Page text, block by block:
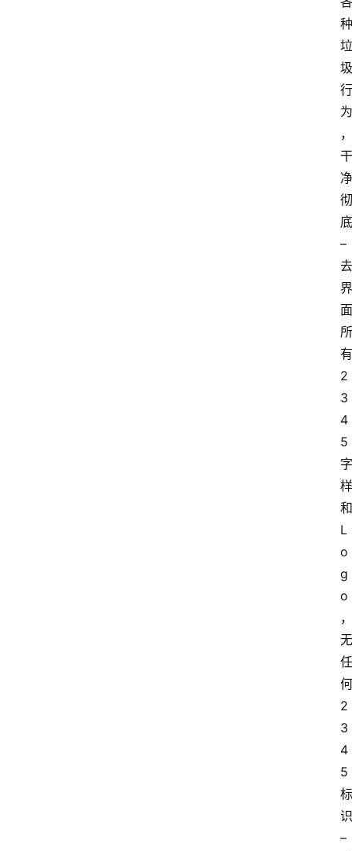
种
垃
圾
行
为
，
干
净
彻
底
–
去
界
面
所
有
2
3
4
5
字
样
和
L
o
g
o
，
无
任
何
2
3
4
5
标
识
–